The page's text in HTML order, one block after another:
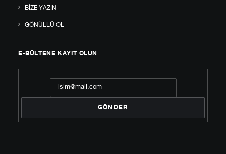
BIZE YAZIN
GÖNÜLLÜ OL
E-BÜLTENE KAYIT OLUN